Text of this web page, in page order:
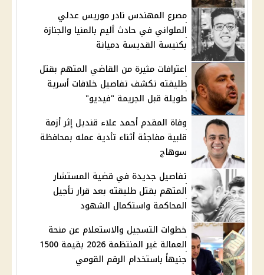
مصرع المهندس نادر موريس عدلي
الملواني في حادث أليم بالمنيا والجنازة
بكنيسة القديسة دميانة
اعترافات مثيرة من القاضي المتهم بقتل
طليقته تكشف تفاصيل خلافات أسرية
طويلة قبل الجريمة "فيديو"
وفاة المقدم أحمد علاء قنديل إثر أزمة
قلبية مفاجئة أثناء تأدية عمله بمحافظة
سوهاج
تفاصيل جديدة في قضية المستشار
المتهم بقتل طليقته بعد قرار تأجيل
المحاكمة واستكمال الشهود
خطوات التسجيل والاستعلام عن منحة
العمالة غير المنتظمة 2026 بقيمة 1500
جنيهاً باستخدام الرقم القومي